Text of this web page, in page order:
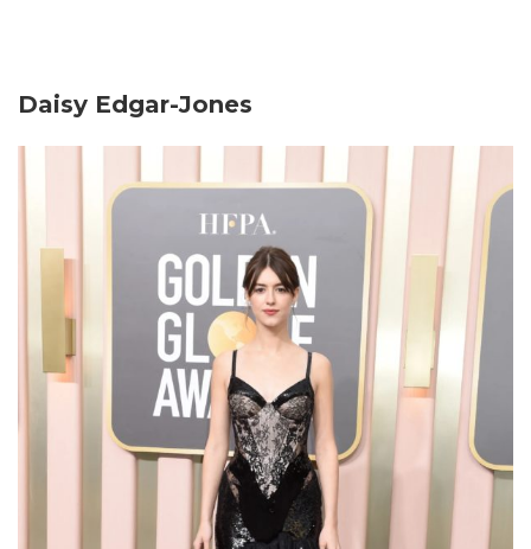
Daisy Edgar-Jones